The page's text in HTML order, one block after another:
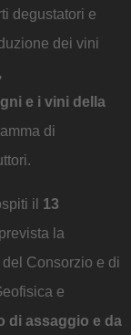
degustatori e
dei vini
e i vini della
di
il 13
la
Consorzio e di
e
di assaggio e da